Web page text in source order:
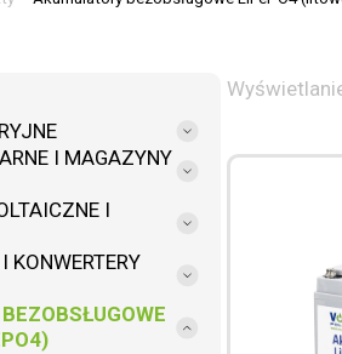
I MAGAZYNY
I
KONWERTERY